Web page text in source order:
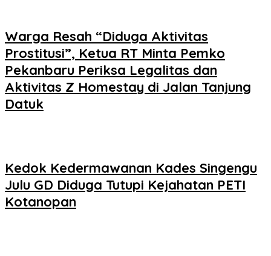
Warga Resah “Diduga Aktivitas
Prostitusi”, Ketua RT Minta Pemko
Pekanbaru Periksa Legalitas dan
Aktivitas Z Homestay di Jalan Tanjung
Datuk
Kedok Kedermawanan Kades Singengu
Julu GD Diduga Tutupi Kejahatan PETI
Kotanopan